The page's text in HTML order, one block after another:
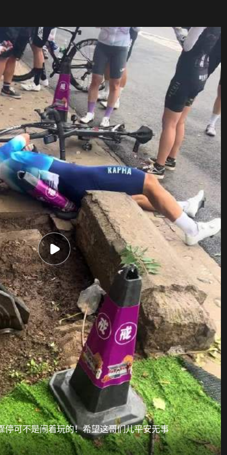
停可不是闹着玩的！希望这哥们儿平安无事